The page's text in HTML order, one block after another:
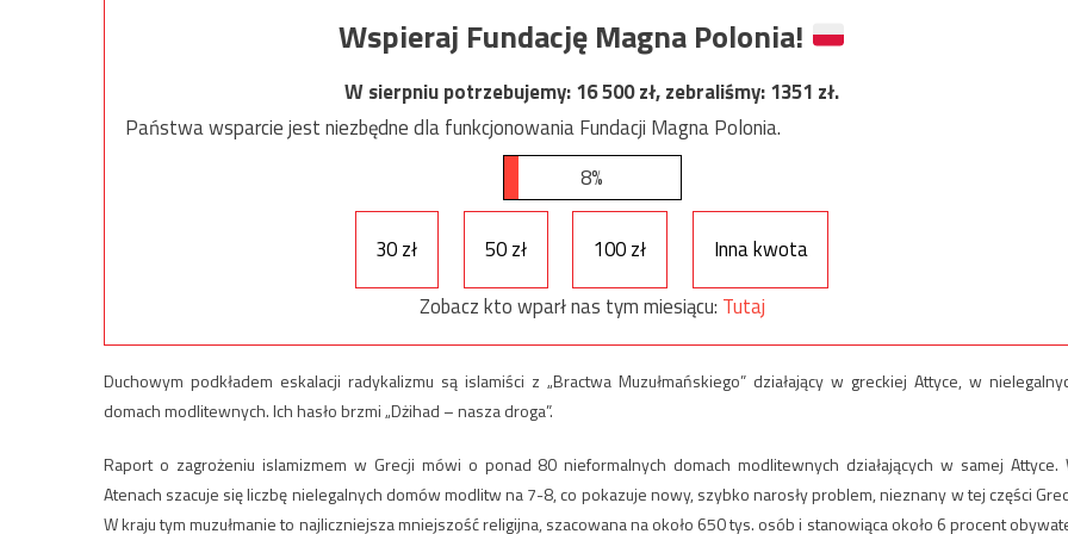
Wspieraj Fundację Magna Polonia!
W sierpniu potrzebujemy:16 500zł, zebraliśmy:1351 zł.
Państwa wsparcie jest niezbędne dla funkcjonowania Fundacji Magna Polonia.
8%
30 zł 50 zł 100 zł
Inna kwota
Zobacz kto wparł nas tym miesiącu: Tutaj
Duchowym podkładem eskalacji radykalizmu są islamiści z „Bractwa Muzułmańskiego” działający w greckiej Attyce, w
domach modlitewnych. Ich hasło brzmi „Dżihad – nasza droga”.
Raport o zagrożeniu islamizmem w Grecji mówi o ponad 80 nieformalnych domach modlitewnych działających w samej Attyce.
Atenach szacuje się liczbę nielegalnych domów modlitw na 7-8, co pokazuje nowy, szybko narosły problem, nieznany w tej części
W kraju tym muzułmanie to najliczniejsza mniejszość religijna, szacowana na około 650 tys. osób i stanowiąca około 6 procent